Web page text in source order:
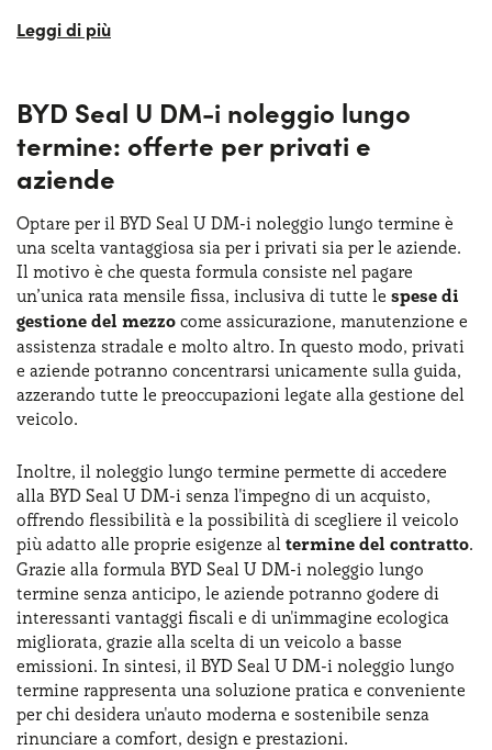
Le altre due versioni disponibili con la formula BYD Seal
Miller da 96 cv abbinato a un motore elettrico da 194 cv.
versione Boost
utilizza la stessa batteria Blade
della versione Design, la versione Comfort ha una batteria
da 26,6 kWh che garantisce un’autonomia elettrica di 125
eccellente per chi cerca un veicolo ecologico con costi di
gestione contenuti.
BYD Seal U DM-i noleggio lungo
termine: offerte per privati e
aziende
Optare per il BYD Seal U DM-i noleggio lungo termine è
una scelta vantaggiosa sia per i privati sia per le aziende.
Il motivo è che questa formula consiste nel pagare
un’unica rata mensile fissa, inclusiva di tutte le spese di
gestione del mezzo come assicurazione, manutenzione e
assistenza stradale e molto altro. In questo modo, privati
e aziende potranno concentrarsi unicamente sulla guida,
azzerando tutte le preoccupazioni legate alla gestione del
veicolo.
Inoltre, il noleggio lungo termine permette di accedere
alla BYD Seal U DM-i senza l'impegno di un acquisto,
offrendo flessibilità e la possibilità di scegliere il veicolo
più adatto alle proprie esigenze al termine del contratto.
Grazie alla formula BYD Seal U DM-i noleggio lungo
termine senza anticipo, le aziende potranno godere di
interessanti vantaggi fiscali e di un'immagine ecologica
migliorata, grazie alla scelta di un veicolo a basse
emissioni. In sintesi, il BYD Seal U DM-i noleggio lungo
termine rappresenta una soluzione pratica e conveniente
per chi desidera un'auto moderna e sostenibile senza
rinunciare a comfort, design e prestazioni.